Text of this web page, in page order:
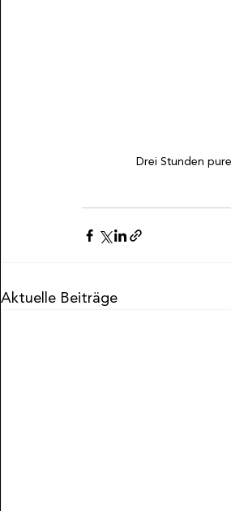
Drei Stunden
Aktuelle Beiträge